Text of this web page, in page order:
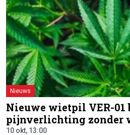
Nieuws
Nieuwe wietpil VER-01
pijnverlichting zonder
10 okt, 13:00